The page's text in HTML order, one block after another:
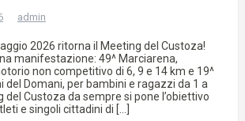
admin
2026 ritorna il Meeting del Custoza!
manifestazione: 49^ Marciarena,
non competitivo di 6, 9 e 14 km e 19^
del Domani, per bambini e ragazzi da 1 a
del Custoza da sempre si pone l’obiettivo
e singoli cittadini di […]